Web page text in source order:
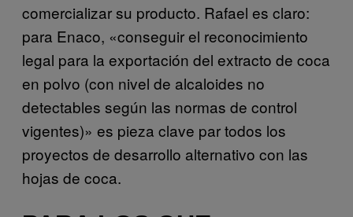
comercializar su producto. Rafael es claro:
para Enaco, «conseguir el reconocimiento
legal para la exportación del extracto de coca
en polvo (con nivel de alcaloides no
detectables según las normas de control
vigentes)» es pieza clave par todos los
proyectos de desarrollo alternativo con las
hojas de coca.